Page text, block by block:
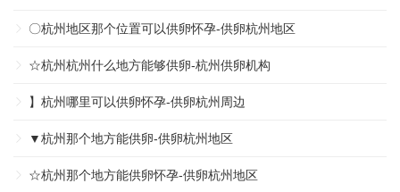
〇杭州地区那个位置可以供卵怀孕-供卵杭州地区
☆杭州杭州什么地方能够供卵-杭州供卵机构
】杭州哪里可以供卵怀孕-供卵杭州周边
▼杭州那个地方能供卵-供卵杭州地区
☆杭州那个地方能供卵怀孕-供卵杭州地区